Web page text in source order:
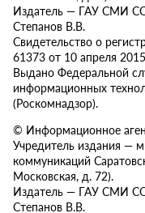
Издатель — ГАУ СМИ СО
Степанов В.В.
Свидетельство о
61373 от 10 апреля
Выдано Федеральной
информационных
(Роскомнадзор).
© Информационное
Учредитель издания —
коммуникаций
Московская, д. 72).
Издатель — ГАУ СМИ СО
Степанов В.В.